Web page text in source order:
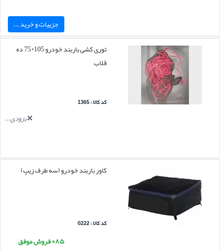
جزییات و خرید ...
توری کشی باربند خودرو 105*75 ده
قلاب
کد کالا : 1365
بزودی...
کاور باربند خودرو (سه طرف زیپ)
کد کالا : 0222
۸۵+ فروش موفق